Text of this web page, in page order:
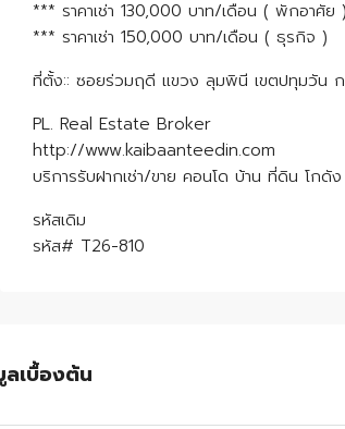
*** ราคาเช่า 130,000 บาท/เดือน ( พักอาศัย )
*** ราคาเช่า 150,000 บาท/เดือน ( ธุรกิจ )
ที่ตั้ง:: ซอยร่วมฤดี แขวง ลุมพินี เขตปทุมวัน ก
PL. Real Estate Broker
http://www.kaibaanteedin.com
บริการรับฝากเช่า/ขาย คอนโด บ้าน ที่ดิน โก
รหัสเดิม
รหัส# T26-810
เบื้องต้น